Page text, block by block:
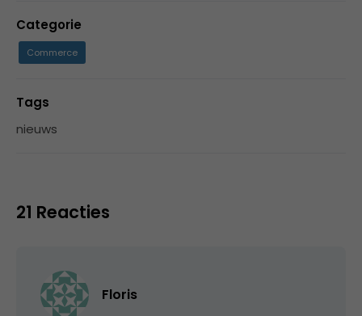
Categorie
Commerce
Tags
nieuws
21 Reacties
Floris